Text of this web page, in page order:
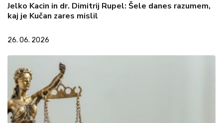
Jelko Kacin in dr. Dimitrij Rupel: Šele danes razumem,
kaj je Kučan zares mislil
26. 06. 2026